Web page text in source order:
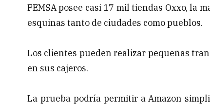
FEMSA posee casi 17 mil tiendas Oxxo, la
esquinas tanto de ciudades como pueblos.
Los clientes pueden realizar pequeñas
en sus cajeros.
La prueba podría permitir a Amazon